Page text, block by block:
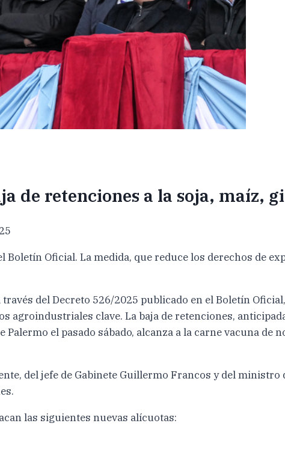
de retenciones a la soja, maíz,
Boletín Oficial. La medida, que reduce los derechos de
del Decreto 526/2025 publicado en el Boletín
agroindustriales clave. La baja de retenciones,
el pasado sábado, alcanza a la carne vacuna de
del jefe de Gabinete Guillermo Francos y del ministro
las siguientes nuevas alícuotas: